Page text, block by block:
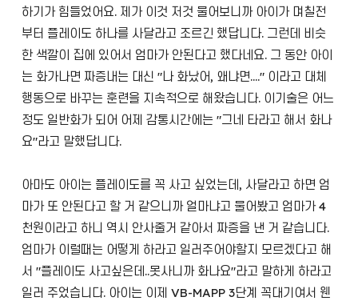
하기가 힘들었어요. 제가 이것 저것 물어보니까 아이가 며칠전
부터 플레이도 하나를 사달라고 조르긴 했답니다. 그런데 비슷
한 색깔이 집에 있어서 엄마가 안된다고 했다네요. 그 동안 아이
는 화가나면 짜증내는 대신 "나 화났어, 왜냐면...." 이라고 대체
행동으로 바꾸는 훈련을 지속적으로 해왔습니다. 이기술은 어느
정도 일반화가 되어 어제 감통시간에는 "그네 타라고 해서 화나
요"라고 말했답니다.
아마도 아이는 플레이도를 꼭 사고 싶었는데, 사달라고 하면 엄
마가 또 안된다고 할 거 같으니까 얼마냐고 물어봤고 엄마가 4
천원이라고 하니 역시 안사줄거 같아서 짜증을 낸 거 같습니다.
엄마가 이럴때는 어떻게 하라고 일러주어야할지 모르겠다고 해
서 "플레이도 사고싶은데..못사니까 화나요"라고 말하게 하라고
일러 주었습니다. 아이는 이제 VB-MAPP 3단계 꼭대기여서 웬